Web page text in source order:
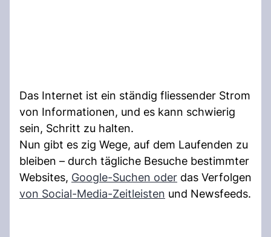
Das Internet ist ein ständig fliessender Strom
von Informationen, und es kann schwierig
sein, Schritt zu halten.
Nun gibt es zig Wege, auf dem Laufenden zu
bleiben – durch tägliche Besuche bestimmter
Websites, Google-Suchen oder das Verfolgen
von Social-Media-Zeitleisten und Newsfeeds.